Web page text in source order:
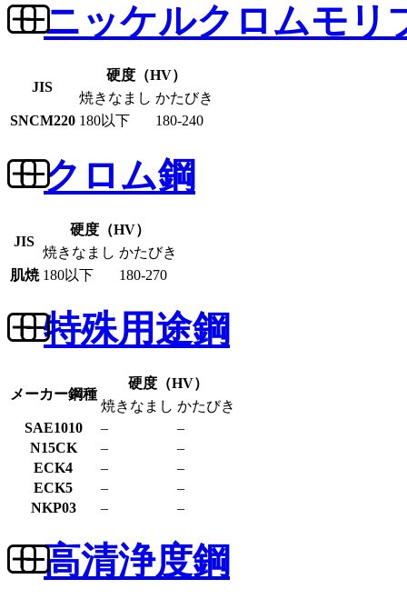
ニッケルクロムモリ
JIS
硬度（HV）
焼きなまし かたびき
SNCM220 180以下 180-240
クロム鋼
JIS
硬度（HV）
焼きなまし かたびき
肌焼 180以下 180-270
特殊用途鋼
メーカー鋼種
硬度（HV）
焼きなまし かたびき
SAE1010
–
–
N15CK
–
–
ECK4
–
–
ECK5
–
–
NKP03
– –
高清浄度鋼